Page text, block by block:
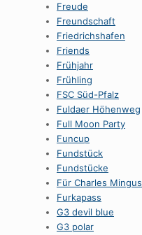
Freude
Freundschaft
Friedrichshafen
Friends
Frühjahr
Frühling
FSC Süd-Pfalz
Fuldaer Höhenweg
Full Moon Party
Funcup
Fundstück
Fundstücke
Für Charles Mingus
Furkapass
G3 devil blue
G3 polar